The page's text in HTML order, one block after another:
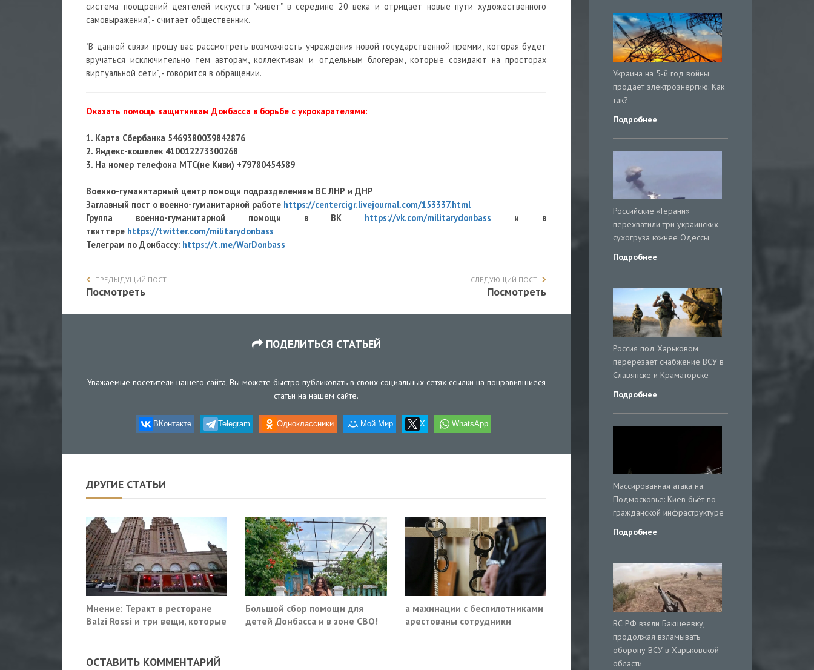
система поощрений деятелей искусств "живет" в середине 20 века и отрицает новые пути художественного
самовыражения", - считает общественник.
"В данной связи прошу вас рассмотреть возможность учреждения новой государственной премии, которая будет
вручаться исключительно тем авторам, коллективам и отдельным блогерам, которые созидают на просторах
виртуальной сети", - говорится в обращении.
Оказать помощь защитникам Донбасса в борьбе с укрокарателями:
1. Карта Сбербанка 5469380039842876
2. Яндекс-кошелек 410012273300268
3. На номер телефона МТС(не Киви) +79780454589
Военно-гуманитарный центр помощи подразделениям ВС ЛНР и ДНР
Заглавный пост о военно-гуманитарной работе https://centercigr.livejournal.com/153337.html
Группа военно-гуманитарной помощи в ВК https://vk.com/militarydonbass и в
твиттере https://twitter.com/militarydonbass
Телеграм по Донбассу: https://t.me/WarDonbass
ПРЕДЫДУЩИЙ ПОСТ
Посмотреть
СЛЕДУЮЩИЙ ПОСТ
Посмотреть
ПОДЕЛИТЬСЯ СТАТЬЕЙ
Уважаемые посетители нашего сайта, Вы можете быстро публиковать в своих социальных сетях ссылки на понравившиеся
статьи на нашем сайте.
ВКонтакте Telegram Одноклассники Мой Мир X WhatsApp
ДРУГИЕ СТАТЬИ
Мнение: Теракт в ресторане
Balzi Rossi и три вещи, которые
Большой сбор помощи для
детей Донбасса и в зоне СВО!
а махинации с беспилотниками
арестованы сотрудники
ОСТАВИТЬ КОММЕНТАРИЙ
Украина на 5-й год войны
продаёт электроэнергию. Как
так?
Подробнее
Российские «Герани»
перехватили три украинских
сухогруза южнее Одессы
Подробнее
Россия под Харьковом
перерезает снабжение ВСУ в
Славянске и Краматорске
Подробнее
Массированная атака на
Подмосковье: Киев бьёт по
гражданской инфраструктуре
Подробнее
ВС РФ взяли Бакшеевку,
продолжая взламывать
оборону ВСУ в Харьковской
области